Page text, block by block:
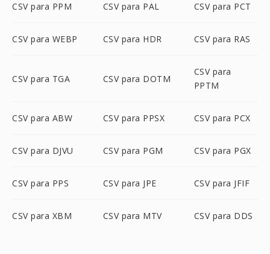
CSV para PPM CSV para PAL CSV para PCT
CSV para WEBP CSV para HDR CSV para RAS
CSV para TGA CSV para DOTM
CSV para
PPTM
CSV para ABW CSV para PPSX CSV para PCX
CSV para DJVU CSV para PGM CSV para PGX
CSV para PPS CSV para JPE CSV para JFIF
CSV para XBM CSV para MTV CSV para DDS